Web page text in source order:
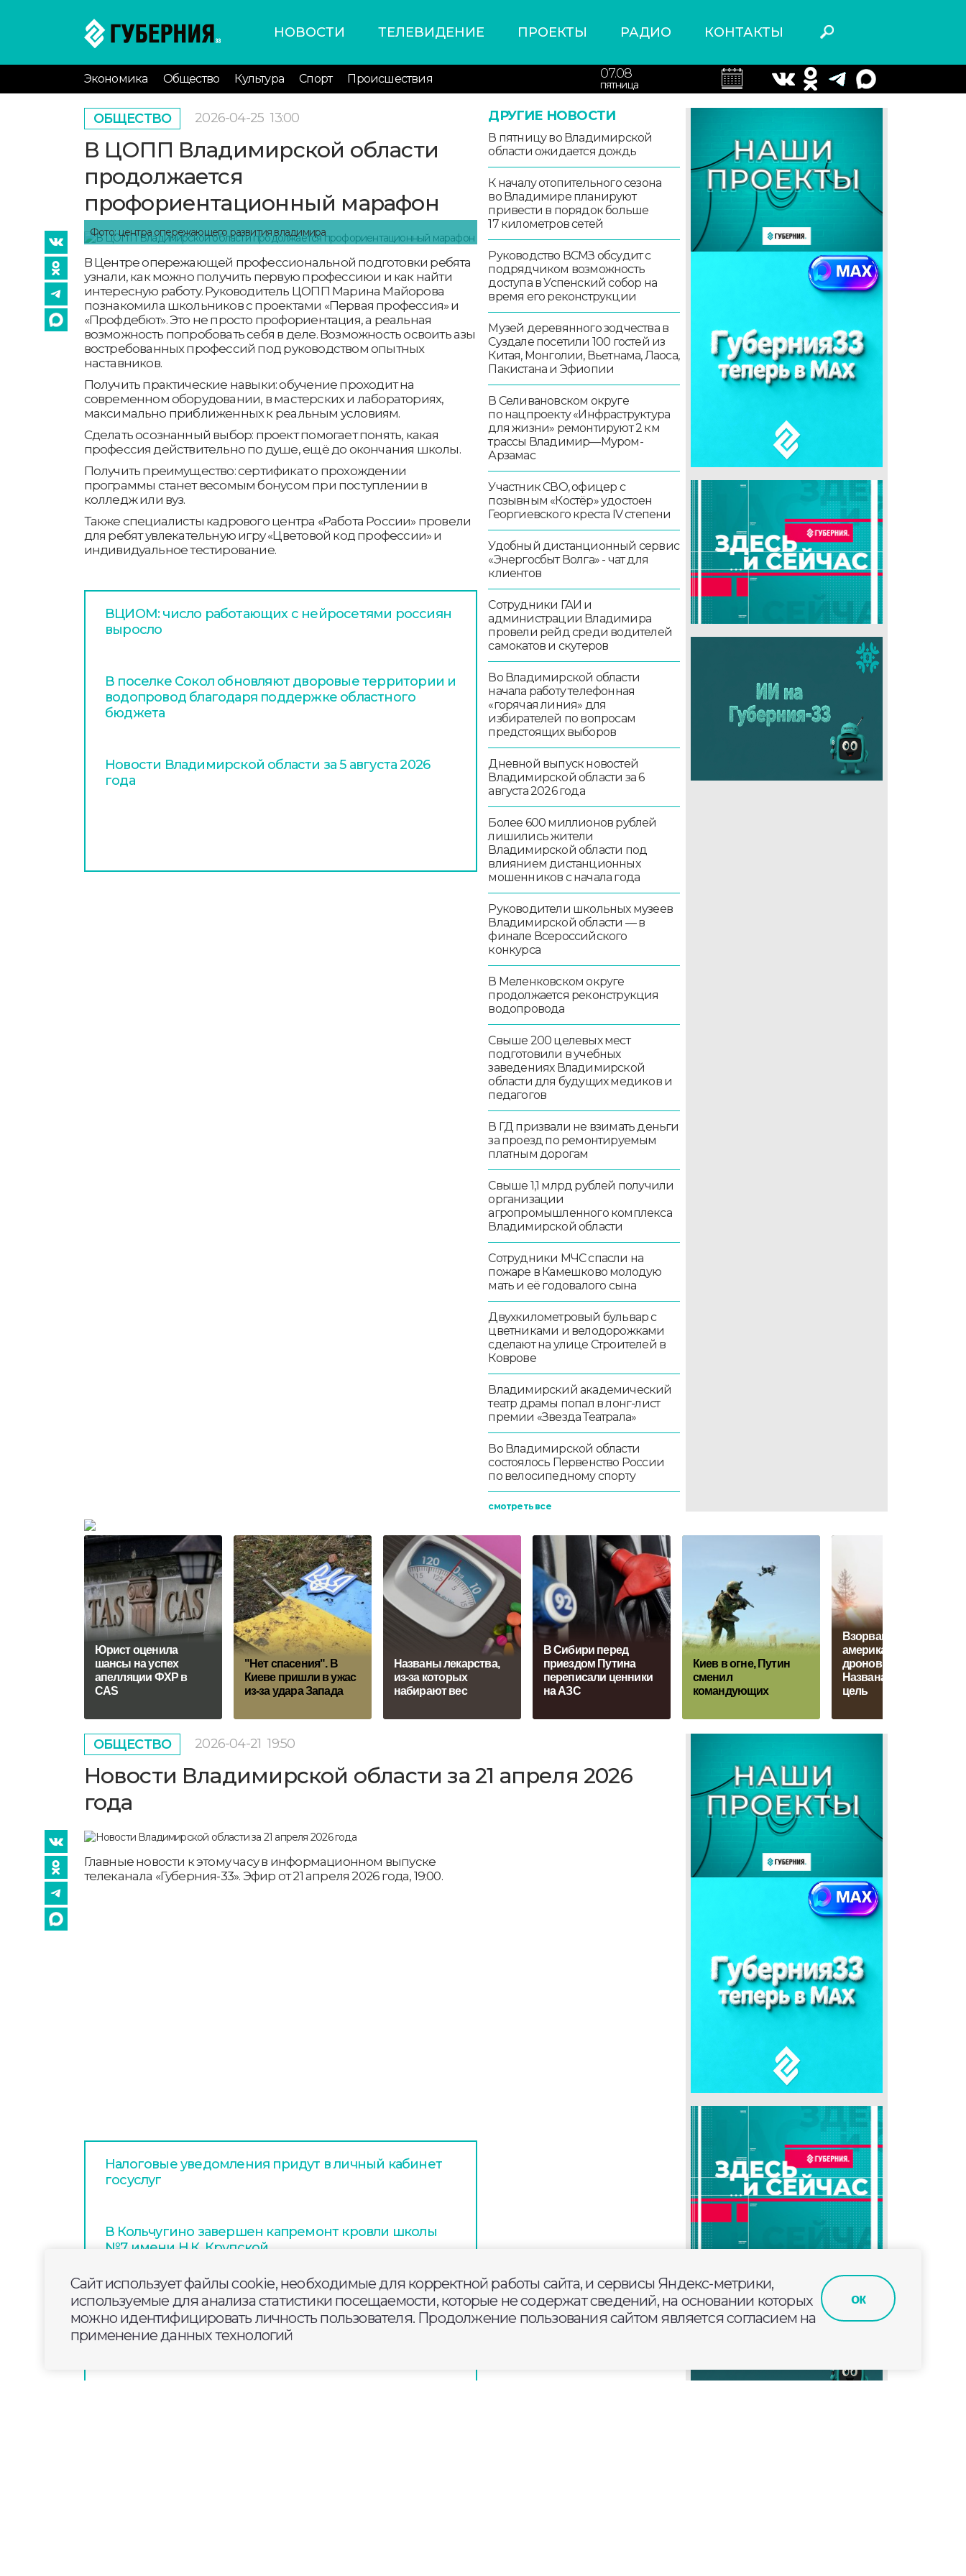
НОВОСТИ ТЕЛЕВИДЕНИЕ ПРОЕКТЫ РАДИО КОНТАКТЫ
Экономика Общество Культура Спорт Происшествия 07.08
пятница
ОБЩЕСТВО 2026-04-25 13:00
В ЦОПП Владимирской области
продолжается
профориентационный марафон
Фото: центра опережающего развития владимира
В Центре опережающей профессиональной подготовки ребята
узнали, как можно получить первую профессиюи и как найти
интересную работу. Руководитель ЦОПП Марина Майорова
познакомила школьников с проектами «Первая профессия» и
«Профдебют». Это не просто профориентация, а реальная
возможность попробовать себя в деле. Возможность освоить азы
востребованных профессий под руководством опытных
наставников.
Получить практические навыки: обучение проходит на
современном оборудовании, в мастерских и лабораториях,
максимально приближенных к реальным условиям.
Сделать осознанный выбор: проект помогает понять, какая
профессия действительно по душе, ещё до окончания школы.
Получить преимущество: сертификат о прохождении
программы станет весомым бонусом при поступлении в
колледж или вуз.
Также специалисты кадрового центра «Работа России» провели
для ребят увлекательную игру «Цветовой код профессии» и
индивидуальное тестирование.
ВЦИОМ: число работающих с нейросетями россиян
выросло
В поселке Сокол обновляют дворовые территории и
водопровод благодаря поддержке областного
бюджета
Новости Владимирской области за 5 августа 2026
года
ДРУГИЕ НОВОСТИ
В пятницу во Владимирской
области ожидается дождь
К началу отопительного сезона
во Владимире планируют
привести в порядок больше
17 километров сетей
Руководство ВСМЗ обсудит с
подрядчиком возможность
доступа в Успенский собор на
время его реконструкции
Музей деревянного зодчества в
Суздале посетили 100 гостей из
Китая, Монголии, Вьетнама, Лаоса,
Пакистана и Эфиопии
В Селивановском округе
по нацпроекту «Инфраструктура
для жизни» ремонтируют 2 км
трассы Владимир—Муром-
Арзамас
Участник СВО, офицер с
позывным «Костёр» удостоен
Георгиевского креста IV степени
Удобный дистанционный сервис
«Энергосбыт Волга» - чат для
клиентов
Сотрудники ГАИ и
администрации Владимира
провели рейд среди водителей
самокатов и скутеров
Во Владимирской области
начала работу телефонная
«горячая линия» для
избирателей по вопросам
предстоящих выборов
Дневной выпуск новостей
Владимирской области за 6
августа 2026 года
Более 600 миллионов рублей
лишились жители
Владимирской области под
влиянием дистанционных
мошенников с начала года
Руководители школьных музеев
Владимирской области — в
финале Всероссийского
конкурса
В Меленковском округе
продолжается реконструкция
водопровода
Свыше 200 целевых мест
подготовили в учебных
заведениях Владимирской
области для будущих медиков и
педагогов
В ГД призвали не взимать деньги
за проезд по ремонтируемым
платным дорогам
Свыше 1,1 млрд рублей получили
организации
агропромышленного комплекса
Владимирской области
Сотрудники МЧС спасли на
пожаре в Камешково молодую
мать и её годовалого сына
Двухкилометровый бульвар с
цветниками и велодорожками
сделают на улице Строителей в
Коврове
Владимирский академический
театр драмы попал в лонг-лист
премии «Звезда Театрала»
Во Владимирской области
состоялось Первенство России
по велосипедному спорту
смотреть все
Юрист оценила
шансы на успех
апелляции ФХР в
CAS
"Нет спасения". В
Киеве пришли в ужас
из-за удара Запада
Названы лекарствa,
из-за которых
набирают вес
В Сибири перед
приездом Путина
переписали ценники
на АЗС
Киев в огне, Путин
сменил
командующих
Взорван
американский завод
дронов в Киеве.
Названа следующая
цель
ОБЩЕСТВО 2026-04-21 19:50
Новости Владимирской области за 21 апреля 2026
года
Главные новости к этому часу в информационном выпуске
телеканала «Губерния-33». Эфир от 21 апреля 2026 года, 19:00.
Налоговые уведомления придут в личный кабинет
госуслуг
В Кольчугино завершен капремонт кровли школы
№7 имени Н.К. Крупской
Инспекторы ГАИ напомнили родителям, что
мототранспорт - только для взрослых
Сайт использует файлы cookie, необходимые для корректной работы сайта, и сервисы Яндекс-метрики,
используемые для анализа статистики посещаемости, которые не содержат сведений, на основании которых
можно идентифицировать личность пользователя. Продолжение пользования сайтом является согласием на
применение данных технологий
ок